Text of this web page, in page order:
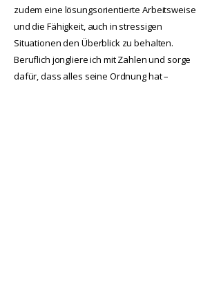
zudem eine lösungsorientierte Arbeitsweise
und die Fähigkeit, auch in stressigen
Situationen den Überblick zu behalten.
Beruflich jongliere ich mit Zahlen und sorge
dafür, dass alles seine Ordnung hat –